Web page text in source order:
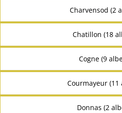
Charvensod (2
Chatillon (18
Cogne (9
Courmayeur (11
Donnas (2